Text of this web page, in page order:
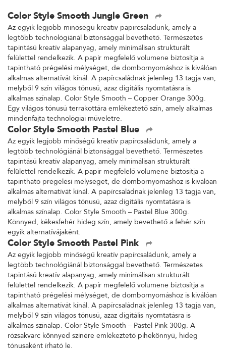
Color Style Smooth Jungle Green
Az egyik legjobb minőségű kreatív papírcsaládunk, amely a
legtöbb technológiánál biztonsággal bevethető. Természetes
tapintású kreatív alapanyag, amely minimálisan strukturált
felülettel rendelkezik. A papír megfelelő volumene biztosítja a
tapintható prégelési mélységet, de dombornyomáshoz is kiválóan
alkalmas alternatívát kínál. A papírcsaládnak jelenleg 13 tagja van,
melyből 9 szín világos tónusú, azaz digitális nyomtatásra is
alkalmas színalap. Color Style Smooth – Copper Orange 300g.
Egy világos tónusú terrakottára emlékeztető szín, amely alkalmas
mindenfajta technológiai műveletre.
Color Style Smooth Pastel Blue
Az egyik legjobb minőségű kreatív papírcsaládunk, amely a
legtöbb technológiánál biztonsággal bevethető. Természetes
tapintású kreatív alapanyag, amely minimálisan strukturált
felülettel rendelkezik. A papír megfelelő volumene biztosítja a
tapintható prégelési mélységet, de dombornyomáshoz is kiválóan
alkalmas alternatívát kínál. A papírcsaládnak jelenleg 13 tagja van,
melyből 9 szín világos tónusú, azaz digitális nyomtatásra is
alkalmas színalap. Color Style Smooth – Pastel Blue 300g.
Könnyed, kékesfehér hideg szín, amely bevethető a fehér szín
egyik alternatívájaként.
Color Style Smooth Pastel Pink
Az egyik legjobb minőségű kreatív papírcsaládunk, amely a
legtöbb technológiánál biztonsággal bevethető. Természetes
tapintású kreatív alapanyag, amely minimálisan strukturált
felülettel rendelkezik. A papír megfelelő volumene biztosítja a
tapintható prégelési mélységet, de dombornyomáshoz is kiválóan
alkalmas alternatívát kínál. A papírcsaládnak jelenleg 13 tagja van,
melyből 9 szín világos tónusú, azaz digitális nyomtatásra is
alkalmas színalap. Color Style Smooth – Pastel Pink 300g. A
rózsakvarc könnyed színére emlékeztető pihekönnyű, hideg
tónusaként írható le.